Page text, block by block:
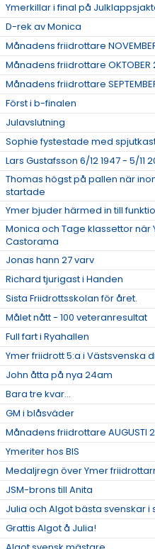
Ymerkillar i final på
D-rek av Monica
Månadens friidrottare
Månadens friidrottare OKTOBER
Månadens friidrottare
Först i b-finalen
Julavslutning
Sophie fystestade med
Lars Gustafsson 6/12 1947 - 5/11
Thomas högst på pallen när
startade
Ymer bjuder härmed in till
Monica och Tage klassettor när
Castorama
Jonas hann 27 varv
Richard tjurigast i Handen
Sista Friidrottsskolan för året.
Målet nått - 100 veteranresultat
Full fart i Ryahallen
Ymer friidrott 5:a i Västsvenska
John åtta på nya 24am
Bara tre kvar...
GM i blåsväder
Månadens friidrottare AUGUSTI
Ymeriter hos BIS
Medaljregn över Ymer
JSM-brons till Anita
Julia och Algot bästa svenskar i
Grattis Algot å Julia!